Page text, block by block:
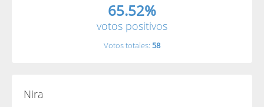
65.52%
votos positivos
Votos totales: 58
Nira